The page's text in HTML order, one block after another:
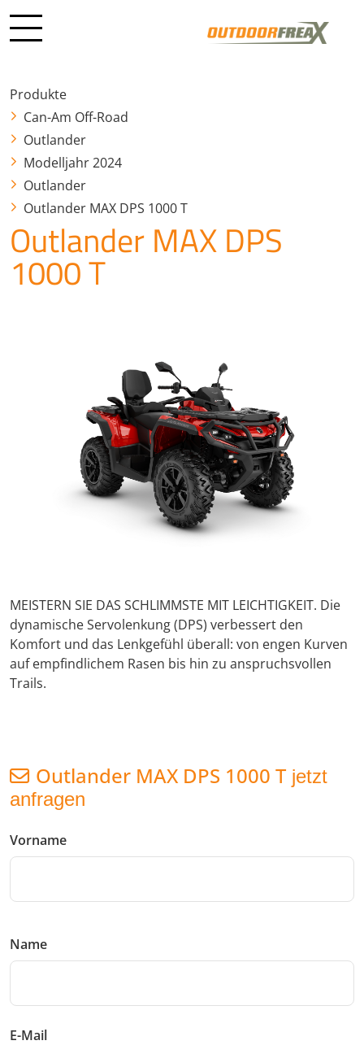
Produkte
Can-Am Off-Road
Outlander
Modelljahr 2024
Outlander
Outlander MAX DPS 1000 T
Outlander MAX DPS
1000 T
MEISTERN SIE DAS SCHLIMMSTE MIT LEICHTIGKEIT. Die
dynamische Servolenkung (DPS) verbessert den
Komfort und das Lenkgefühl überall: von engen Kurven
auf empfindlichem Rasen bis hin zu anspruchsvollen
Trails.
Outlander MAX DPS 1000 T jetzt
anfragen
Vorname
Name
E-Mail